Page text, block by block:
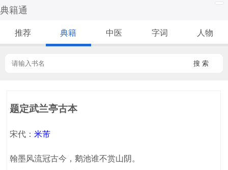
典籍通
推荐 典籍 中医 字词 人物
搜 索
题定武兰亭古本
宋代：米芾
翰墨风流冠古今，鹅池谁不赏山阴。